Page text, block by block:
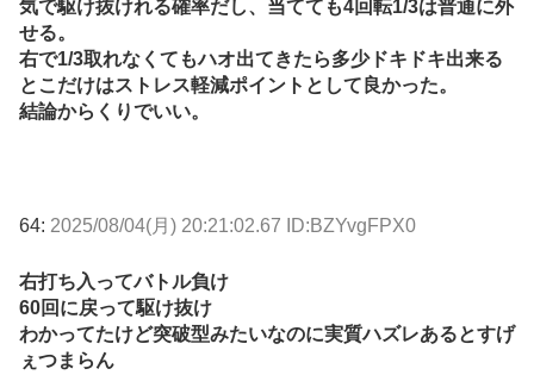
気で駆け抜けれる確率だし、当てても4回転1/3は普通に外
せる。
右で1/3取れなくてもハオ出てきたら多少ドキドキ出来る
とこだけはストレス軽減ポイントとして良かった。
結論からくりでいい。
64: 2025/08/04(月) 20:21:02.67 ID:BZYvgFPX0
右打ち入ってバトル負け
60回に戻って駆け抜け
わかってたけど突破型みたいなのに実質ハズレあるとすげ
ぇつまらん